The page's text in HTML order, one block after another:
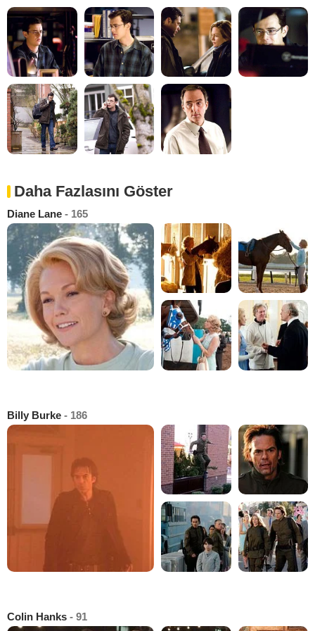
Daha Fazlasını Göster
Diane Lane - 165
Billy Burke - 186
Colin Hanks - 91